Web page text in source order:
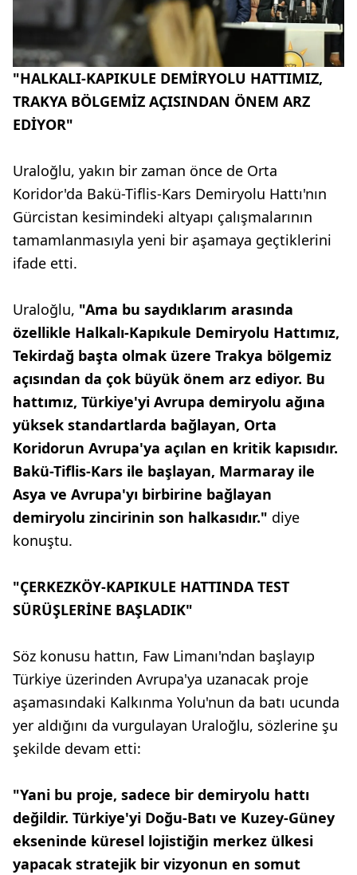
"HALKALI-KAPIKULE DEMİRYOLU HATTIMIZ,
TRAKYA BÖLGEMİZ AÇISINDAN ÖNEM ARZ
EDİYOR"
Uraloğlu, yakın bir zaman önce de Orta
Koridor'da Bakü-Tiflis-Kars Demiryolu Hattı'nın
Gürcistan kesimindeki altyapı çalışmalarının
tamamlanmasıyla yeni bir aşamaya geçtiklerini
ifade etti.
Uraloğlu, "Ama bu saydıklarım arasında
özellikle Halkalı-Kapıkule Demiryolu Hattımız,
Tekirdağ başta olmak üzere Trakya bölgemiz
açısından da çok büyük önem arz ediyor. Bu
hattımız, Türkiye'yi Avrupa demiryolu ağına
yüksek standartlarda bağlayan, Orta
Koridorun Avrupa'ya açılan en kritik kapısıdır.
Bakü-Tiflis-Kars ile başlayan, Marmaray ile
Asya ve Avrupa'yı birbirine bağlayan
demiryolu zincirinin son halkasıdır." diye
konuştu.
"ÇERKEZKÖY-KAPIKULE HATTINDA TEST
SÜRÜŞLERİNE BAŞLADIK"
Söz konusu hattın, Faw Limanı'ndan başlayıp
Türkiye üzerinden Avrupa'ya uzanacak proje
aşamasındaki Kalkınma Yolu'nun da batı ucunda
yer aldığını da vurgulayan Uraloğlu, sözlerine şu
şekilde devam etti:
"Yani bu proje, sadece bir demiryolu hattı
değildir. Türkiye'yi Doğu-Batı ve Kuzey-Güney
ekseninde küresel lojistiğin merkez ülkesi
yapacak stratejik bir vizyonun en somut